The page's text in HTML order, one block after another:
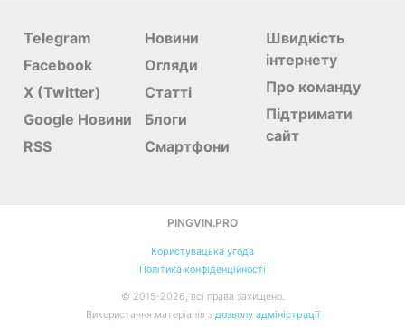
Telegram
Facebook
X (Twitter)
Google Новини
RSS
Новини
Огляди
Статті
Блоги
Смартфони
Швидкість
інтернету
Про команду
Підтримати
сайт
PINGVIN.PRO
Користувацька угода
Політика конфіденційності
© 2015-2026, всі права захищено.
Використання матеріалів з дозволу адміністрації